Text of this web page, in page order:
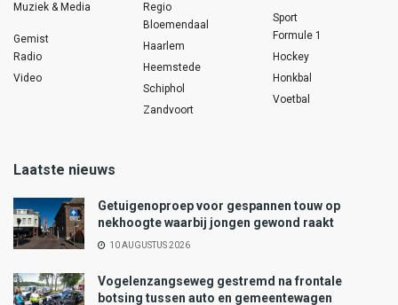
Muziek & Media
Gemist
Radio
Video
Regio
Bloemendaal
Haarlem
Heemstede
Schiphol
Zandvoort
Sport
Formule 1
Hockey
Honkbal
Voetbal
Laatste nieuws
Getuigenoproep voor gespannen touw op
nekhoogte waarbij jongen gewond raakt
10 AUGUSTUS 2026
Vogelenzangseweg gestremd na frontale
botsing tussen auto en gemeentewagen